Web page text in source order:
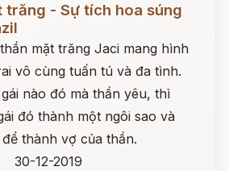
trăng - Sự tích hoa súng
mặt trăng Jaci mang hình
vô cùng tuấn tú và đa tình.
nào đó mà thần yêu, thì
đó thành một ngôi sao và
thành vợ của thần.
30-12-2019